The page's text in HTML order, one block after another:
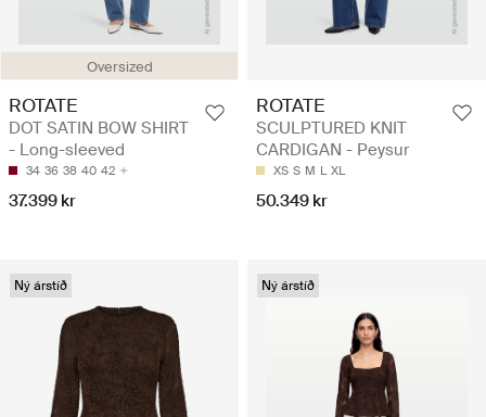
Oversized
ROTATE
DOT SATIN BOW SHIRT
- Long-sleeved
34 36 38 40 42
37.399 kr
ROTATE
SCULPTURED KNIT
CARDIGAN - Peysur
XS S M L XL
50.349 kr
Ný árstíð Ný árstíð